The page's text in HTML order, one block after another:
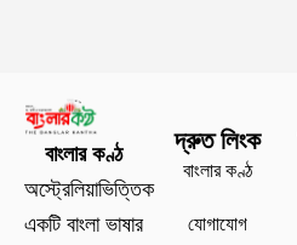
বাংলার কণ্ঠ
অস্ট্রেলিয়াভিত্তিক
একটি বাংলা ভাষার
দ্রুত লিংক
বাংলার কণ্ঠ
যোগাযোগ